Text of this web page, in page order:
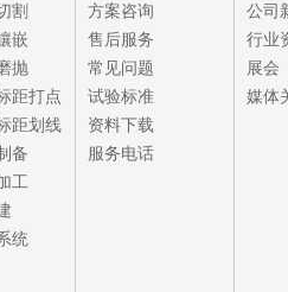
割
嵌
抛
距打点
距划线
备
工
统
方案咨询
售后服务
常见问题
试验标准
资料下载
服务电话
公司
行业
展会
媒体